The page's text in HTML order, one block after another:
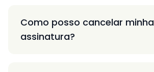
Como posso cancelar minha
assinatura?